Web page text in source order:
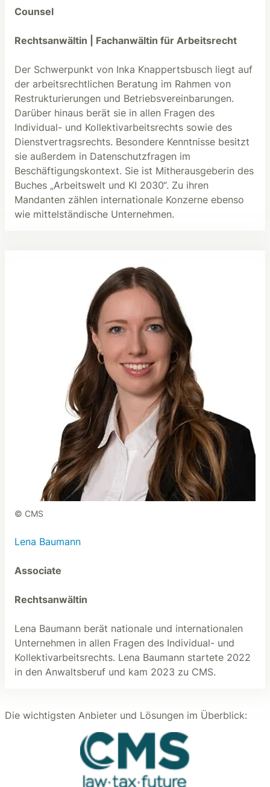
Counsel
Rechtsanwältin | Fachanwältin für Arbeitsrecht
Der Schwerpunkt von Inka Knappertsbusch liegt auf
der arbeitsrechtlichen Beratung im Rahmen von
Restrukturierungen und Betriebsvereinbarungen.
Darüber hinaus berät sie in allen Fragen des
Individual- und Kollektivarbeitsrechts sowie des
Dienstvertragsrechts. Besondere Kenntnisse besitzt
sie außerdem in Datenschutzfragen im
Beschäftigungskontext. Sie ist Mitherausgeberin des
Buches „Arbeitswelt und KI 2030“. Zu ihren
Mandanten zählen internationale Konzerne ebenso
wie mittelständische Unternehmen.
© CMS
Lena Baumann
Associate
Rechtsanwältin
Lena Baumann berät nationale und internationalen
Unternehmen in allen Fragen des Individual- und
Kollektivarbeitsrechts. Lena Baumann startete 2022
in den Anwaltsberuf und kam 2023 zu CMS.
Die wichtigsten Anbieter und Lösungen im Überblick: